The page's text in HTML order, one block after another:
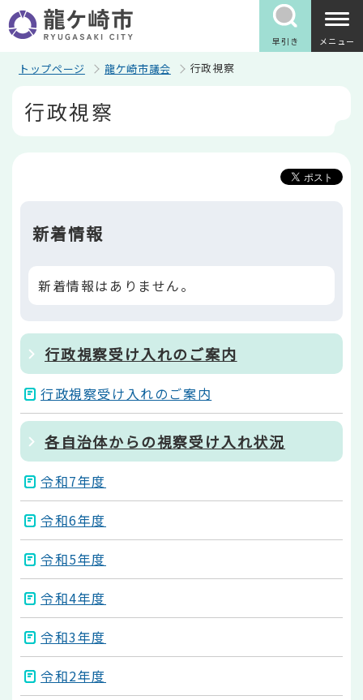
の
ペ
早引き メニュー
トップページ 龍ケ崎市議会 行政視察
行政視察
新着情報
新着情報はありません。
行政視察受け入れのご案内
行政視察受け入れのご案内
各自治体からの視察受け入れ状況
令和7年度
令和6年度
令和5年度
令和4年度
令和3年度
令和2年度